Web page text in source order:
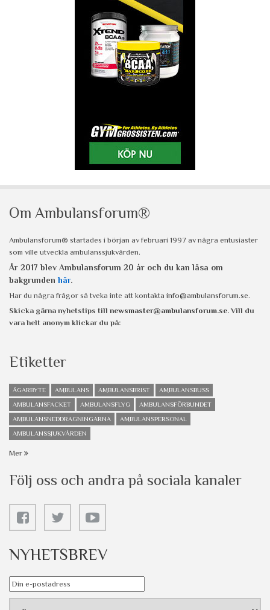
Om Ambulansforum®
Ambulansforum® startades i början av februari 1997 av några entusiaster
som ville utveckla ambulanssjukvården.
År 2017 blev Ambulansforum 20 år och du kan läsa om
bakgrunden här.
Har du några frågor så tveka inte att kontakta info@ambulansforum.se.
Skicka gärna nyhetstips till newsmaster@ambulansforum.se. Vill du
vara helt anonym klickar du på:
Etiketter
ÄGARBYTE AMBULANS AMBULANSBRIST
AMBULANSBUSS
AMBULANSFACKET
AMBULANSFLYG
AMBULANSFÖRBUNDET
AMBULANSNEDDRAGNINGARNA
AMBULANSPERSONAL
AMBULANSSJUKVÅRDEN
Mer
Följ oss och andra på sociala kanaler
NYHETSBREV